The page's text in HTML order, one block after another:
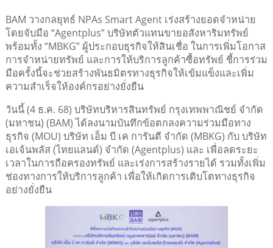
BAM วางกลยุทธ์ NPAs Smart Agent เร่งสร้างยอดจำหน่าย
โดยจับมือ “Agentplus” บริษัทตัวแทนขายอสังหาริมทรัพย์
พร้อมทั้ง “MBKG” ผู้ประกอบธุรกิจให้สินเชื่อ ในการเพิ่มโอกาส
การจำหน่ายทรัพย์ และการให้บริการลูกค้าซื้อทรัพย์ ชี้การร่วม
มือครั้งนี้จะช่วยสร้างพันธมิตรทางธุรกิจให้เข้มแข็งและเพิ่ม
ความสำเร็จให้องค์กรอย่างยั่งยืน
วันนี้ (4 ธ.ค. 68) บริษัทบริหารสินทรัพย์ กรุงเทพพาณิชย์ จำกัด
(มหาชน) (BAM) ได้ลงนามบันทึกข้อตกลงความร่วมมือทาง
ธุรกิจ (MOU) บริษัท เอ็ม บี เค การันตี จำกัด (MBKG) กับ บริษัท
เอเจ้นพลัส (ไทยแลนด์) จำกัด (Agentplus) และ เพื่อลดระยะ
เวลาในการถือครองทรัพย์ และเร่งการสร้างรายได้ รวมทั้งเพิ่ม
ช่องทางการให้บริการลูกค้า เพื่อให้เกิดการเติบโตทางธุรกิจ
อย่างยั่งยืน